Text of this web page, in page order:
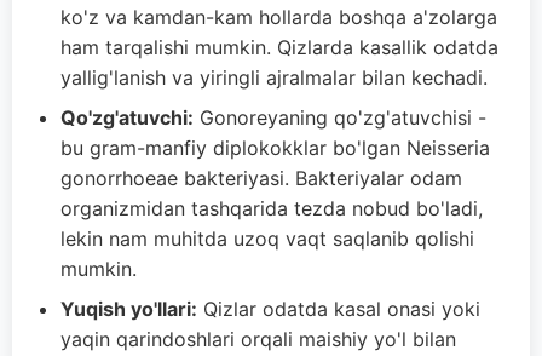
ko'z va kamdan-kam hollarda boshqa a'zolarga
ham tarqalishi mumkin. Qizlarda kasallik odatda
yallig'lanish va yiringli ajralmalar bilan kechadi.
Qo'zg'atuvchi: Gonoreyaning qo'zg'atuvchisi -
bu gram-manfiy diplokokklar bo'lgan Neisseria
gonorrhoeae bakteriyasi. Bakteriyalar odam
organizmidan tashqarida tezda nobud bo'ladi,
lekin nam muhitda uzoq vaqt saqlanib qolishi
mumkin.
Yuqish yo'llari: Qizlar odatda kasal onasi yoki
yaqin qarindoshlari orqali maishiy yo'l bilan